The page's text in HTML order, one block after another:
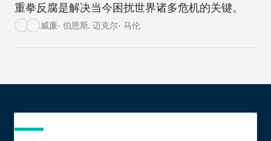
重拳反腐是解决当今困扰世界诸多危机的关键。
威廉• 伯恩斯, 迈克尔• 马伦